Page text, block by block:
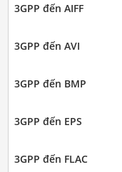
3GPP đến AIFF
3GPP đến AVI
3GPP đến BMP
3GPP đến EPS
3GPP đến FLAC